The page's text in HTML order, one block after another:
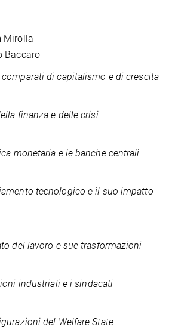
Mirolla
Baccaro
di capitalismo e di crescita
finanza e delle crisi
monetaria e le banche centrali
tecnologico e il suo impatto
del lavoro e sue trasformazioni
industriali e i sindacati
del Welfare State